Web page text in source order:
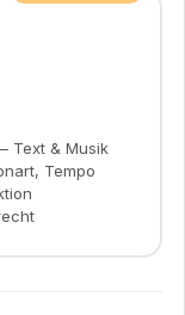
Text & Musik
Tempo